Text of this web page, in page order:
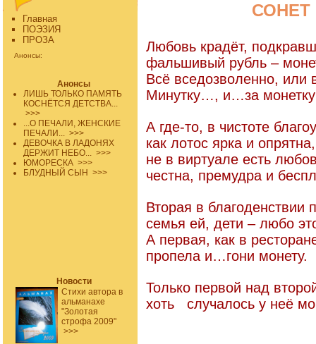
Главная
ПОЭЗИЯ
ПРОЗА
Анонсы:
Анонсы
ЛИШЬ ТОЛЬКО ПАМЯТЬ
КОСНЁТСЯ ДЕТСТВА...
>>>
...О ПЕЧАЛИ, ЖЕНСКИЕ
ПЕЧАЛИ... >>>
ДЕВОЧКА В ЛАДОНЯХ
ДЕРЖИТ НЕБО... >>>
ЮМОРЕСКА >>>
БЛУДНЫЙ СЫН >>>
Новости
Стихи автора в
альманахе
"Золотая
строфа 2009"
>>>
Любовь крадёт,
фальшивый рубль –
Всё вседозволенно,
Минутку…, и…за
А где-то, в чистоте
как лотос ярка и опрятна,
не в виртуале есть
честна, премудра и
Вторая в благоденствии
семья ей, дети – любо
А первая, как в
пропела и…гони монету.
Только первой над
хоть случалось у неё